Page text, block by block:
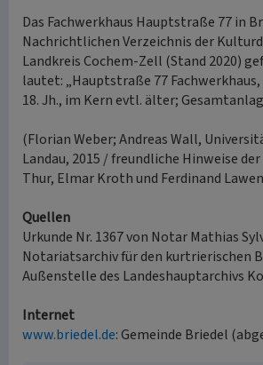
Das Fachwerkhaus Hauptstraße 77 in
Nachrichtlichen Verzeichnis der
Landkreis Cochem-Zell (Stand 2020)
lautet: „Hauptstraße 77
18. Jh., im Kern evtl. älter;
(Florian Weber; Andreas Wall,
Landau, 2015 / freundliche Hinweise
Thur, Elmar Kroth und Ferdinand
Quellen
Urkunde Nr. 1367 von Notar Mathias
Notariatsarchiv für den kurtrierischen
Außenstelle des Landeshauptarchivs
Internet
www.briedel.de: Gemeinde Briedel